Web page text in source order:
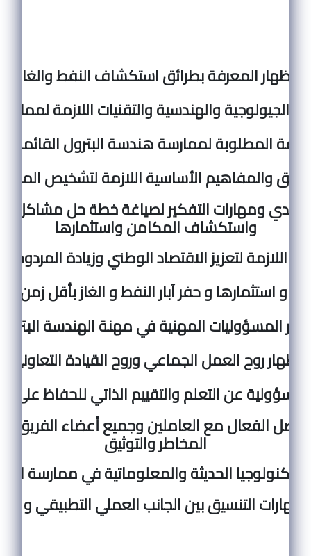
اظهار المعرفة بطرائق استكشاف النفط والغاز.
الجيولوجية والهندسية والتقنيات اللازمة
المطلوبة لممارسة هندسة البترول القائمة
والمفاهيم الأساسية اللازمة لتشخيص
ومهارات التفكير لصياغة خطة حل مشاكل
واستكشاف المكامن واستثمارها
اللازمة لتعزيز الاقتصاد الوطني وزيادة
و استثمارها و حفر آبار النفط و الغاز بأقل
المسؤوليات المهنية في مهنة الهندسة
اظهار روح العمل الجماعي وروح القيادة التعاونية
عن التعلم والتقييم الذاتي للحفاظ على
الفعال مع العاملين وجميع أعضاء الفريق
المخاطر والتوثيق
الحديثة والمعلوماتية في ممارسة
مهارات التنسيق بين الجانب العملي التطبيقي و